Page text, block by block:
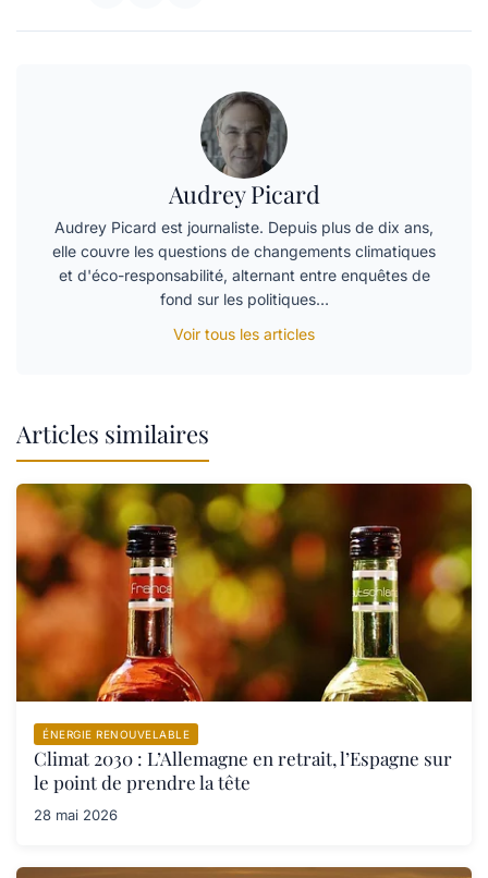
Audrey Picard
Audrey Picard est journaliste. Depuis plus de dix ans,
elle couvre les questions de changements climatiques
et d'éco-responsabilité, alternant entre enquêtes de
fond sur les politiques…
Voir tous les articles
Articles similaires
ÉNERGIE RENOUVELABLE
Climat 2030 : L’Allemagne en retrait, l’Espagne sur
le point de prendre la tête
28 mai 2026